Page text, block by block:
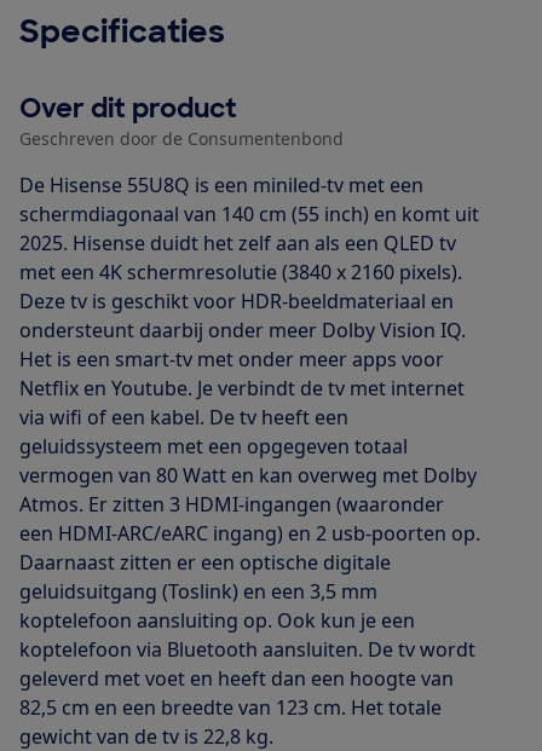
Specificaties
Over dit product
Geschreven door de Consumentenbond
De Hisense 55U8Q is een miniled-tv met een
schermdiagonaal van 140 cm (55 inch) en komt uit
2025. Hisense duidt het zelf aan als een QLED tv
met een 4K schermresolutie (3840 x 2160 pixels).
Deze tv is geschikt voor HDR-beeldmateriaal en
ondersteunt daarbij onder meer Dolby Vision IQ.
Het is een smart-tv met onder meer apps voor
Netflix en Youtube. Je verbindt de tv met internet
via wifi of een kabel. De tv heeft een
geluidssysteem met een opgegeven totaal
vermogen van 80 Watt en kan overweg met Dolby
Atmos. Er zitten 3 HDMI-ingangen (waaronder
een HDMI-ARC/eARC ingang) en 2 usb-poorten op.
Daarnaast zitten er een optische digitale
geluidsuitgang (Toslink) en een 3,5 mm
koptelefoon aansluiting op. Ook kun je een
koptelefoon via Bluetooth aansluiten. De tv wordt
geleverd met voet en heeft dan een hoogte van
82,5 cm en een breedte van 123 cm. Het totale
gewicht van de tv is 22,8 kg.